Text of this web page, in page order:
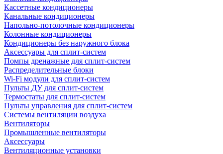
Кассетные кондиционеры
Канальные кондиционеры
Напольно-потолочные кондиционеры
Колонные кондиционеры
Кондиционеры без наружного блока
Аксессуары для сплит-систем
Помпы дренажные для сплит-систем
Распределительные блоки
Wi-Fi модули для сплит-систем
Пульты ДУ для сплит-систем
Термостаты для сплит-систем
Пульты управления для сплит-систем
Системы вентиляции воздуха
Вентиляторы
Промышленные вентиляторы
Аксессуары
Вентиляционные установки